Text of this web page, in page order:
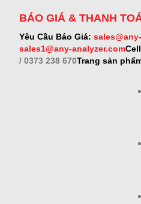
BÁO GIÁ & THANH
Yêu Cầu Báo Giá:
sales1@any-analyzer.com
/ 0373 238 670Trang sản